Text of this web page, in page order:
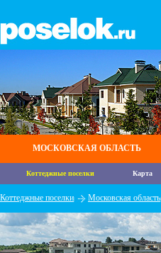
МОСКОВСКАЯ ОБЛАСТЬ
Коттеджные поселки Карта
Коттеджные поселки Московская область